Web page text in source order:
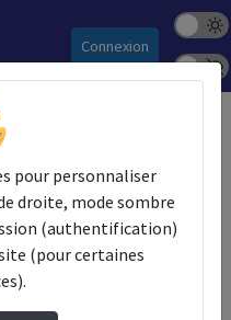
Connexion
Mode
Police
pour personnaliser
droite, mode sombre
(authentification)
(pour certaines